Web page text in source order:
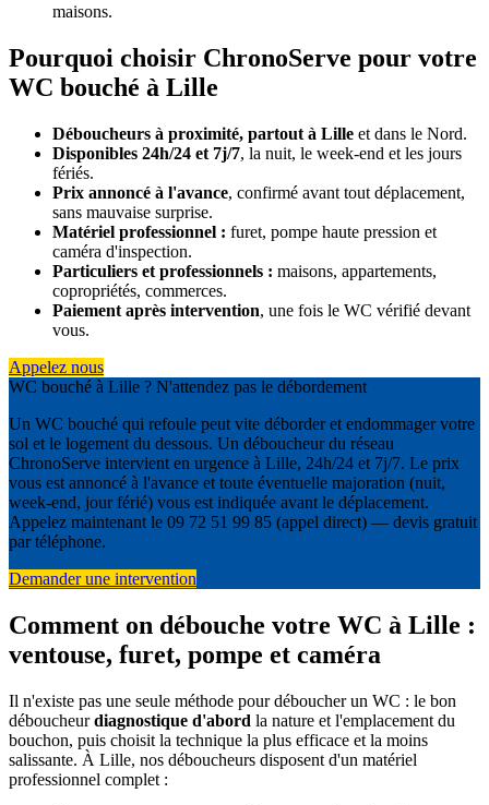
maisons.
Pourquoi choisir ChronoServe pour votre
WC bouché à Lille
Déboucheurs à proximité, partout à Lille et dans le Nord.
Disponibles 24h/24 et 7j/7, la nuit, le week-end et les jours
fériés.
Prix annoncé à l'avance, confirmé avant tout déplacement,
sans mauvaise surprise.
Matériel professionnel : furet, pompe haute pression et
caméra d'inspection.
Particuliers et professionnels : maisons, appartements,
copropriétés, commerces.
Paiement après intervention, une fois le WC vérifié devant
vous.
Appelez nous
WC bouché à Lille ? N'attendez pas le débordement
Un WC bouché qui refoule peut vite déborder et endommager votre
sol et le logement du dessous. Un déboucheur du réseau
ChronoServe intervient en urgence à Lille, 24h/24 et 7j/7. Le prix
vous est annoncé à l'avance et toute éventuelle majoration (nuit,
week-end, jour férié) vous est indiquée avant le déplacement.
Appelez maintenant le 09 72 51 99 85 (appel direct) — devis gratuit
par téléphone.
Demander une intervention
Comment on débouche votre WC à Lille :
ventouse, furet, pompe et caméra
Il n'existe pas une seule méthode pour déboucher un WC : le bon
déboucheurdiagnostique d'abord la nature et l'emplacement du
bouchon, puis choisit la technique la plus efficace et la moins
salissante. À Lille, nos déboucheurs disposent d'un matériel
professionnel complet :